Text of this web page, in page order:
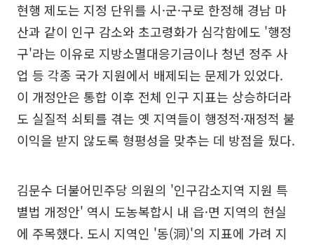
현행 제도는 지정 단위를 시·군·구로 한정해 경남 마
산과 같이 인구 감소와 초고령화가 심각함에도 '행정
구'라는 이유로 지방소멸대응기금이나 청년 정주 사
업 등 각종 국가 지원에서 배제되는 문제가 있었다.
이 개정안은 통합 이후 전체 인구 지표는 상승하더라
도 실질적 쇠퇴를 겪는 옛 지역들이 행정적·재정적 불
이익을 받지 않도록 형평성을 맞추는 데 방점을 뒀다.
김문수 더불어민주당 의원의 '인구감소지역 지원 특
별법 개정안' 역시 도농복합시 내 읍·면 지역의 현실
에 주목했다. 도시 지역인 '동(洞)'의 지표에 가려 지